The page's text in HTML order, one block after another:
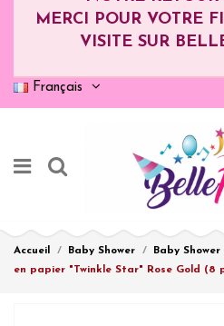
MERCI POUR VOTRE
VISITE SUR
Français
Accueil Baby Shower Baby
en papier "Twinkle Star" Rose Gold (8